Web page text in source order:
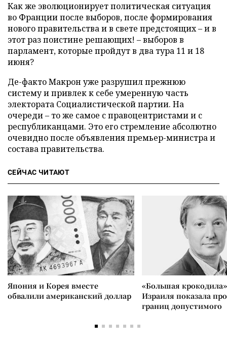
Как же эволюционирует политическая ситуация
во Франции после выборов, после формирования
нового правительства и в свете предстоящих – и в
этот раз поистине решающих! – выборов в
парламент, которые пройдут в два тура 11 и 18
июня?
Де-факто Макрон уже разрушил прежнюю
систему и привлек к себе умеренную часть
электората Социалистической партии. На
очереди – то же самое с правоцентристами и с
республиканцами. Это его стремление абсолютно
очевидно после объявления премьер-министра и
состава правительства.
СЕЙЧАС ЧИТАЮТ
Япония и Корея вместе
обвалили американский доллар
«Большая
Израиля показала
границ допустимого